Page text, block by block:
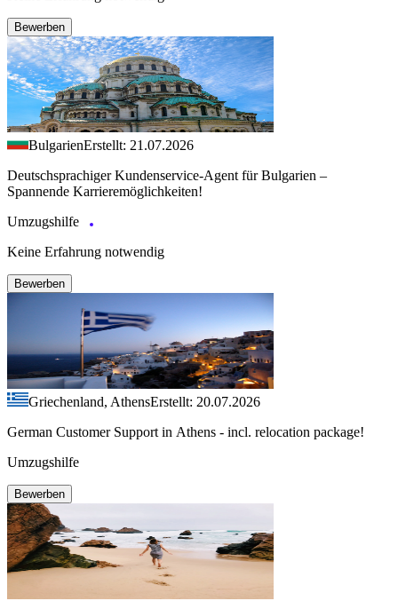
Bewerben
BulgarienErstellt: 21.07.2026
Deutschsprachiger Kundenservice-Agent für Bulgarien –
Spannende Karrieremöglichkeiten!
Umzugshilfe
Keine Erfahrung notwendig
Bewerben
Griechenland, AthensErstellt: 20.07.2026
German Customer Support in Athens - incl. relocation package!
Umzugshilfe
Bewerben